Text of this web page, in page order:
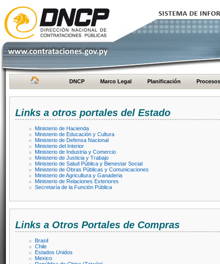
DNCP Marco Legal Planificación Procesos
Links a otros portales del Estado
Ministerio de Hacienda
Ministerio de Educación y Cultura
Ministerio de Defensa Nacional
Ministerio del Interior
Ministerio de Industria y Comercio
Ministerio de Justicia y Trabajo
Ministerio de Salud Pública y Bienestar Social
Ministerio de Obras Públicas y Comunicaciones
Ministerio de Agricultura y Ganaderia
Ministerio de Relaciones Exteriores
Secretaría de la Función Pública
Links a Otros Portales de Compras
Brasil
Chile
Estados Unidos
Mexico